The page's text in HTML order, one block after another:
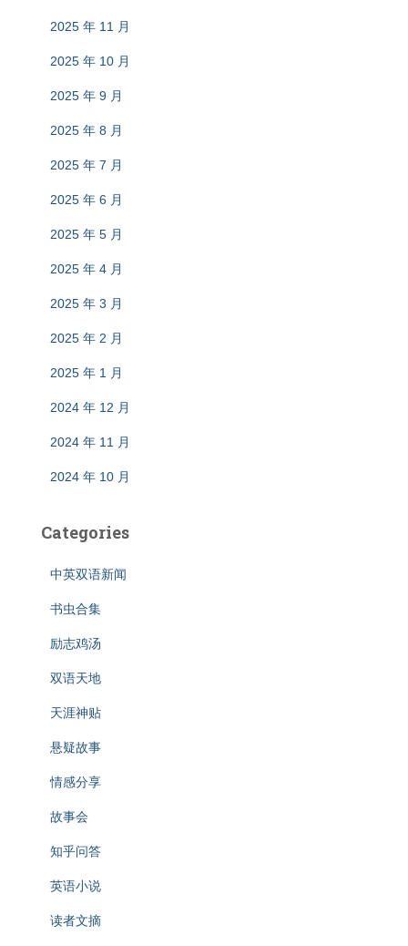
2025 年 11 月
2025 年 10 月
2025 年 9 月
2025 年 8 月
2025 年 7 月
2025 年 6 月
2025 年 5 月
2025 年 4 月
2025 年 3 月
2025 年 2 月
2025 年 1 月
2024 年 12 月
2024 年 11 月
2024 年 10 月
Categories
中英双语新闻
书虫合集
励志鸡汤
双语天地
天涯神贴
悬疑故事
情感分享
故事会
知乎问答
英语小说
读者文摘